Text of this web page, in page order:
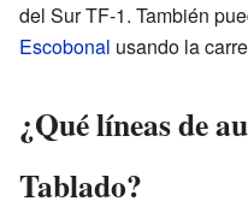
del Sur TF-1. También
Escobonal usando la
¿Qué líneas de
Tablado?